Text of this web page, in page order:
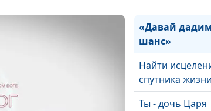
«Давай
шанс»
Найти
спутника жизни
Ты - дочь Царя